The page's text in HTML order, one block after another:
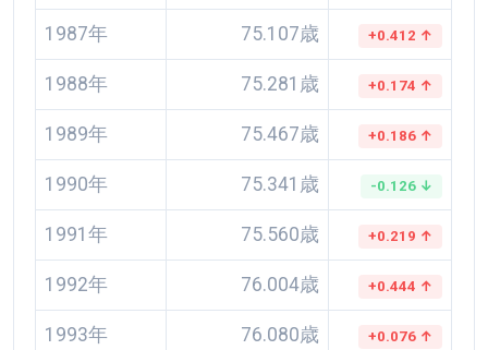
1987年 75.107歳 +0.412 ↑
1988年 75.281歳 +0.174 ↑
1989年 75.467歳 +0.186 ↑
1990年 75.341歳 -0.126 ↓
1991年 75.560歳 +0.219 ↑
1992年 76.004歳 +0.444 ↑
1993年 76.080歳 +0.076 ↑